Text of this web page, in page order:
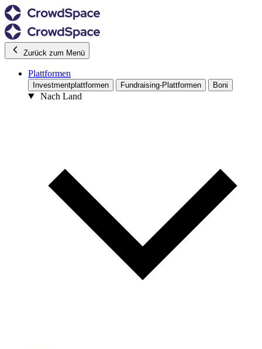
Zurück zum Menü
Plattformen
Investmentplattformen Fundraising-Plattformen Boni
Nach Land